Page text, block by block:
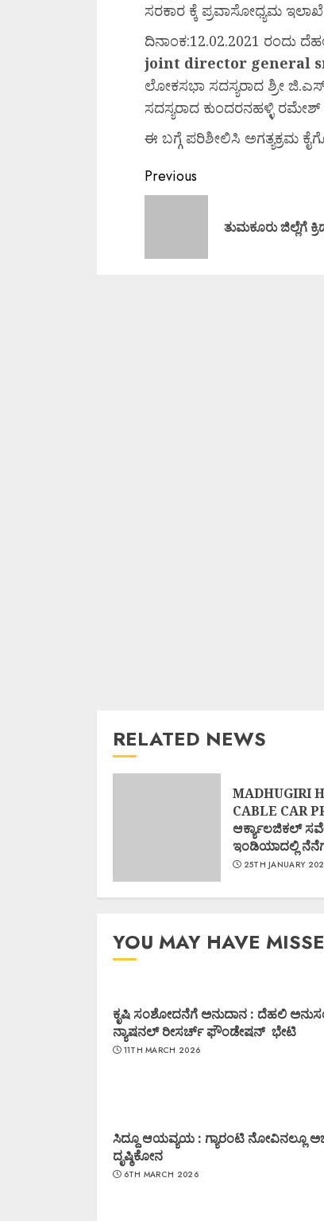
ಸರಕಾರ ಕ್ಕೆ ಪ್ರವಾಸೋಧ್ಯಮ
ದಿನಾಂಕ:12.02.2021 ರಂದು
joint director general
ಲೋಕಸಭಾ ಸದಸ್ಯರಾದ ಶ್ರೀ
ಸದಸ್ಯರಾದ ಕುಂದರನಹಳ್ಳಿ
ಈ ಬಗ್ಗೆ ಪರಿಶೀಲಿಸಿ ಅಗತ್ಯಕ್ರಮ
Previous
ತುಮಕೂರು ಜಿಲ್ಲೆಗೆ
RELATED NEWS
MADHUGIRI
CABLE CAR
ಆರ್ಕ್ಯಾಲಜಿಕಲ್
ಇಂಡಿಯಾದಲ್ಲಿ
25TH JANUARY
YOU MAY HAVE
ಕೃಷಿ ಸಂಶೋದನೆಗೆ ಅನುದಾನ : ದೆಹಲಿ
ನ್ಯಾಷನಲ್ ರೀಸರ್ಚ್ ಫೌಂಡೇಷನ್ ಭೇಟಿ
11TH MARCH 2026
ಸಿದ್ದೂ ಆಯವ್ಯಯ : ಗ್ಯಾರಂಟಿ ನೋವಿನಲ್ಲೂ
ದೃಷ್ಠಿಕೋನ
6TH MARCH 2026